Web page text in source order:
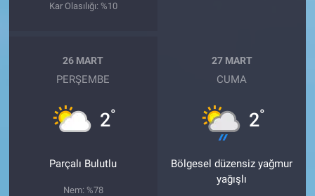
Kar Olasılığı: %10
26 MART
PERŞEMBE
2°
Parçalı Bulutlu
Nem: %78
27 MART
CUMA
2°
Bölgesel düzensiz yağmur
yağışlı